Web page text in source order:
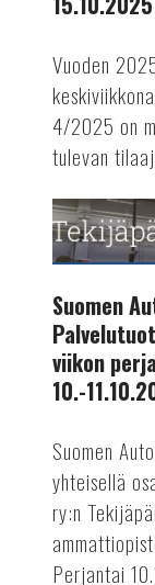
Vuoden
4/2025 on
tulevan
Suomen
Autolehti
osallistuu
Autoalan
ry:n
Tekijäpäivään
tämän
perjantaina
ja
lauantaina
10.-11.10.2025
Suomen
viikon
10.-
Suomen
yhteisellä
ry:n
Perjantai